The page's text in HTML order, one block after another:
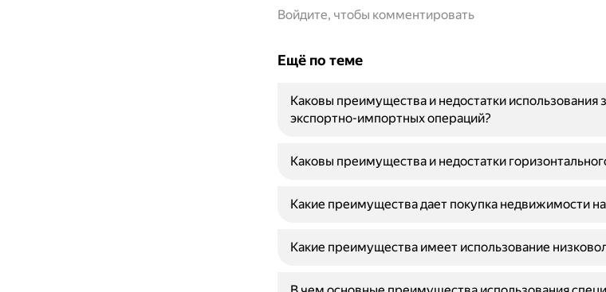
Войдите, чтобы комментировать
Ещё по теме
Каковы преимущества и недостатки использования
экспортно-импортных операций?
Каковы преимущества и недостатки
Какие преимущества дает покупка недвижимости на
Какие преимущества имеет использование